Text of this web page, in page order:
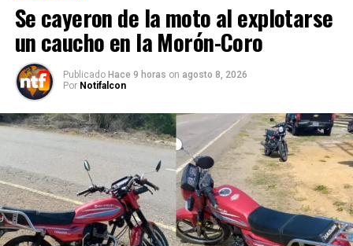
Se cayeron de la moto al explotarse
un caucho en la Morón-Coro
Publicado Hace 9 horas on agosto 8, 2026
Por Notifalcon